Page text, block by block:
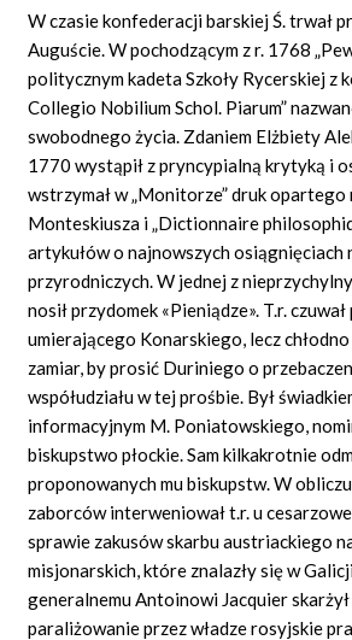
W czasie konfederacji barskiej Ś. trwał
Auguście. W pochodzącym z r. 1768
politycznym kadeta Szkoły Rycerskiej z
Collegio Nobilium Schol. Piarum”
swobodnego życia. Zdaniem Elżbiety
1770 wystąpił z pryncypialną krytyką i
wstrzymał w „Monitorze” druk opartego
Monteskiusza i „Dictionnaire
artykułów o najnowszych osiągnięciach
przyrodniczych. W jednej z
nosił przydomek «Pieniądze». T.r. czuwał
umierającego Konarskiego, lecz
zamiar, by prosić Duriniego o
współudziału w tej prośbie. Był
informacyjnym M. Poniatowskiego,
biskupstwo płockie. Sam kilkakrotnie
proponowanych mu biskupstw. W
zaborców interweniował t.r. u
sprawie zakusów skarbu austriackiego
misjonarskich, które znalazły się w
generalnemu Antoinowi Jacquier skarżył
paraliżowanie przez władze rosyjskie